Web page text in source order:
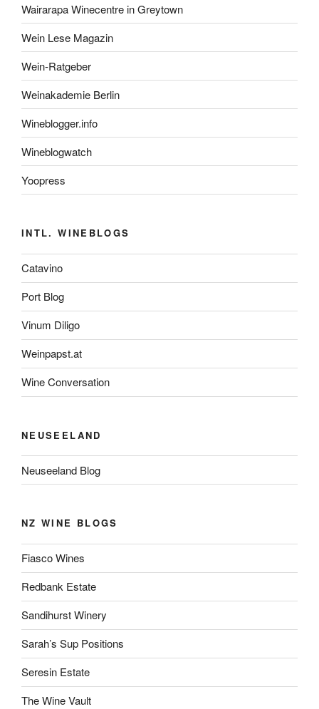
Wairarapa Winecentre in Greytown
Wein Lese Magazin
Wein-Ratgeber
Weinakademie Berlin
Wineblogger.info
Wineblogwatch
Yoopress
INTL. WINEBLOGS
Catavino
Port Blog
Vinum Diligo
Weinpapst.at
Wine Conversation
NEUSEELAND
Neuseeland Blog
NZ WINE BLOGS
Fiasco Wines
Redbank Estate
Sandihurst Winery
Sarah’s Sup Positions
Seresin Estate
The Wine Vault